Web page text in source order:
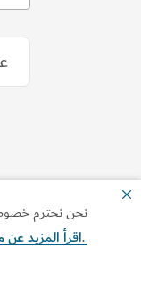
نحن نحترم
.اقرأ المزيد